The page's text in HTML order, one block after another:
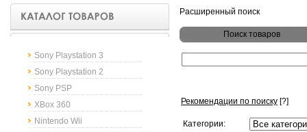
Sony Playstation 3
Sony Playstation 2
Sony PSP
XBox 360
Nintendo Wii
Расширенный поиск
Поиск товаров
Рекомендации по поиску [?]
Категории: